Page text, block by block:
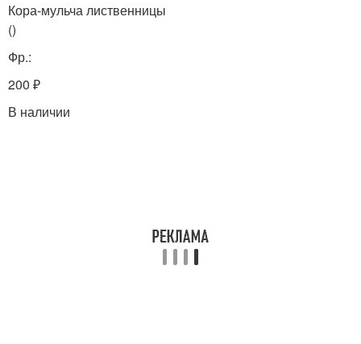
Кора-мульча лиственницы
()
Фр.:
200 ₽
В наличии